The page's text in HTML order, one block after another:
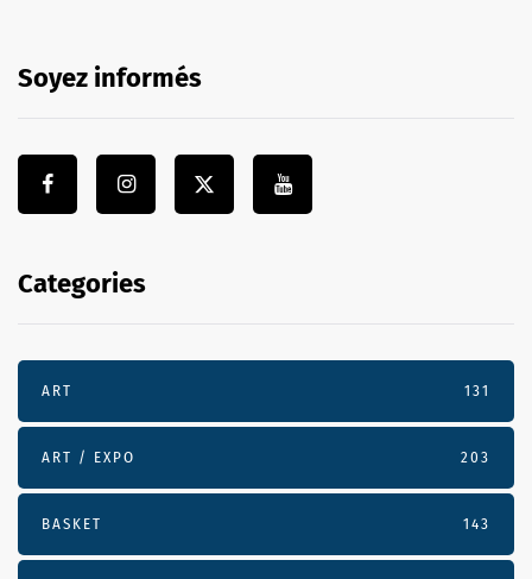
Soyez informés
Categories
ART 131
ART / EXPO 203
BASKET 143